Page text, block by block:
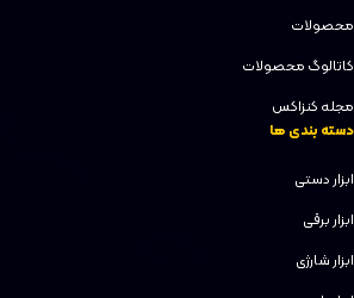
محصولات
کاتالوگ محصولات
مجله کنزاکس
دسته بندی ها
ابزار دستی
ابزار برقی
ابزار شارژی